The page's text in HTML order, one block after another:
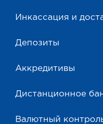
Инкассация и
Депозиты
Аккредитивы
Дистанционное
Валютный